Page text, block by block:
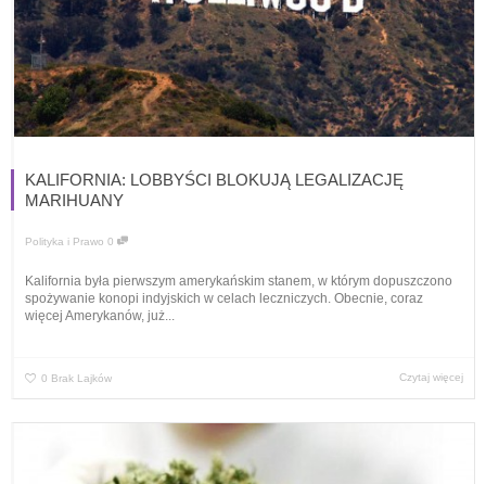
KALIFORNIA: LOBBYŚCI BLOKUJĄ LEGALIZACJĘ
MARIHUANY
Polityka i Prawo 0
Kalifornia była pierwszym amerykańskim stanem, w którym dopuszczono
spożywanie konopi indyjskich w celach leczniczych. Obecnie, coraz
więcej Amerykanów, już...
0 Brak Lajków Czytaj więcej